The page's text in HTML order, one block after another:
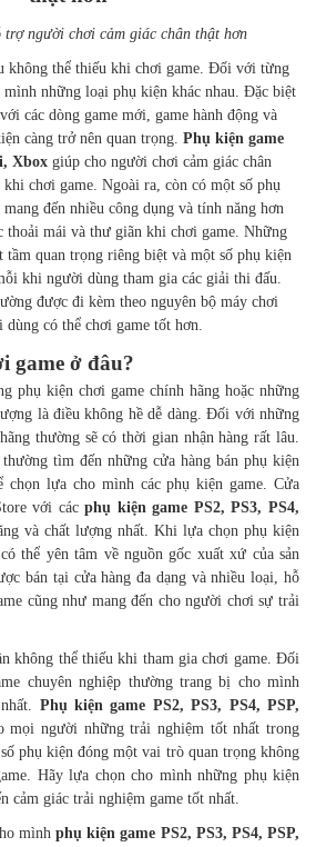
trợ người chơi cảm giác chân thật hơn
không thể thiếu khi chơi game. Đối với từng
những loại phụ kiện khác nhau. Đặc biệt
các dòng game mới, game hành động và
càng trở nên quan trọng. Phụ kiện game
Xbox giúp cho người chơi cảm giác chân
chơi game. Ngoài ra, còn có một số phụ
đến nhiều công dụng và tính năng hơn
thoải mái và thư giãn khi chơi game. Những
tầm quan trọng riêng biệt và một số phụ kiện
khi người dùng tham gia các giải thi đấu.
được đi kèm theo nguyên bộ máy chơi
dùng có thể chơi game tốt hơn.
game ở đâu?
phụ kiện chơi game chính hãng hoặc những
là điều không hề dễ dàng. Đối với những
thường sẽ có thời gian nhận hàng rất lâu.
tìm đến những cửa hàng bán phụ kiện
lựa cho mình các phụ kiện game. Cửa
với cácphụ kiện game PS2, PS3, PS4,
và chất lượng nhất. Khi lựa chọn phụ kiện
thể yên tâm về nguồn gốc xuất xứ của sản
bán tại cửa hàng đa dạng và nhiều loại, hỗ
cũng như mang đến cho người chơi sự trải
không thể thiếu khi tham gia chơi game. Đối
chuyên nghiệp thường trang bị cho mình
Phụ kiện game PS2, PS3, PS4, PSP,
mọi người những trải nghiệm tốt nhất trong
phụ kiện đóng một vai trò quan trọng không
Hãy lựa chọn cho mình những phụ kiện
cảm giác trải nghiệm game tốt nhất.
mìnhphụ kiện game PS2, PS3, PS4, PSP,